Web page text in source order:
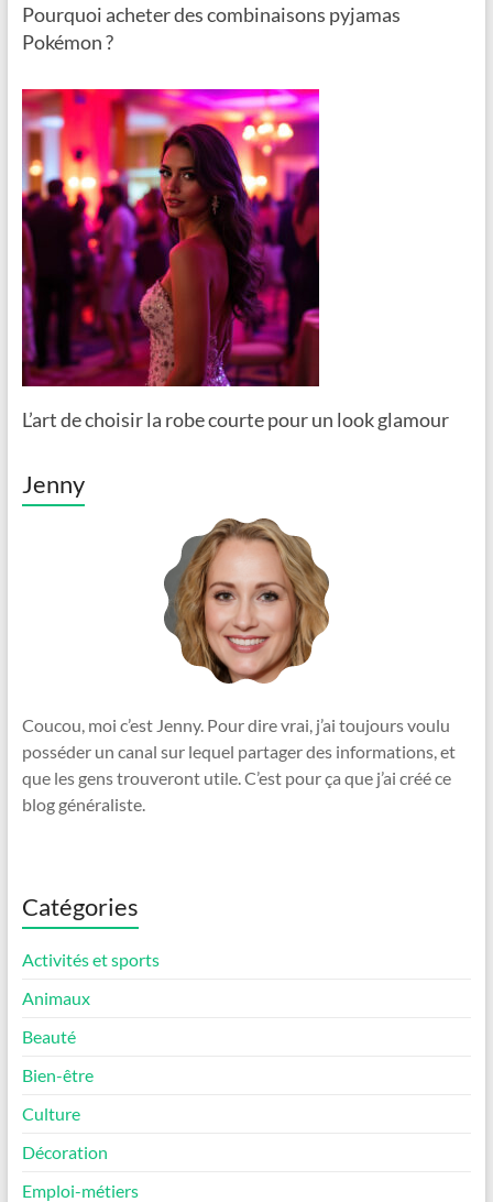
Pourquoi acheter des combinaisons pyjamas
Pokémon ?
L’art de choisir la robe courte pour un look glamour
Jenny
Coucou, moi c’est Jenny. Pour dire vrai, j’ai toujours voulu
posséder un canal sur lequel partager des informations, et
que les gens trouveront utile. C’est pour ça que j’ai créé ce
blog généraliste.
Catégories
Activités et sports
Animaux
Beauté
Bien-être
Culture
Décoration
Emploi-métiers